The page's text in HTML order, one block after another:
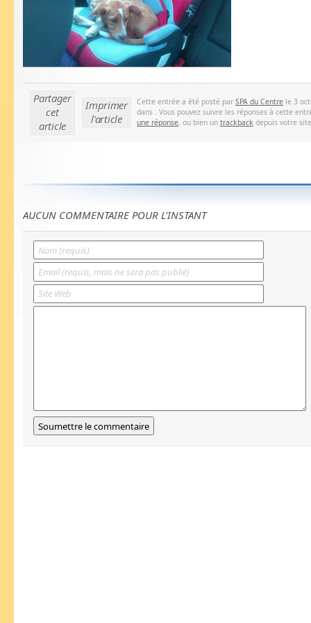
Partager
cet
article
Imprimer
l'article
Cette entrée a été posté par SPA du Centre le 3
dans . Vous pouvez suivre les réponses à cette
une réponse, ou bien un trackback depuis votre
AUCUN COMMENTAIRE POUR L'INSTANT